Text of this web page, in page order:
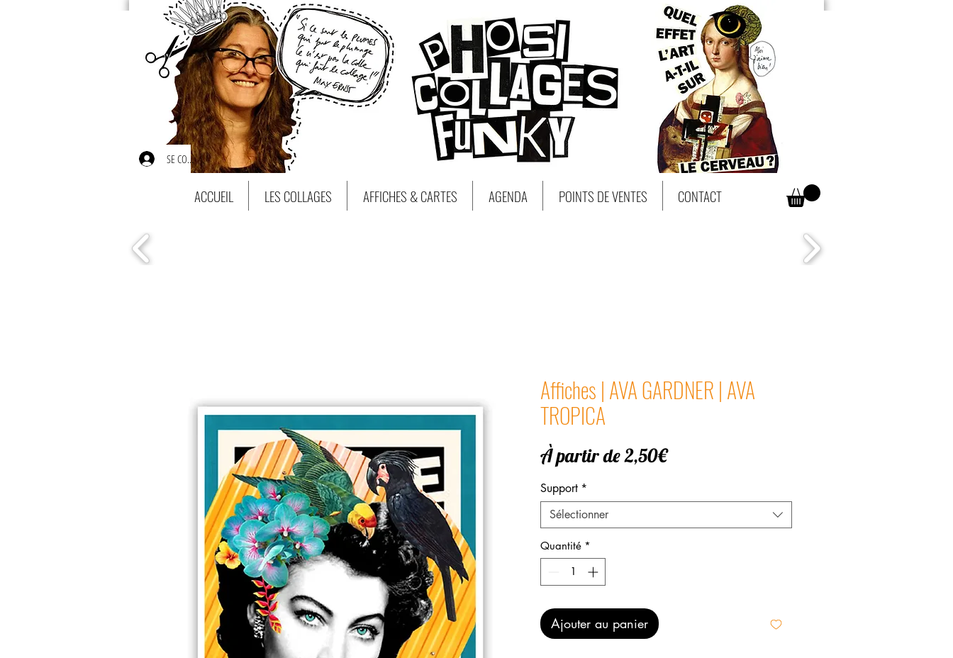
SE CONNECTER
ACCUEIL LES COLLAGES AFFICHES & CARTES AGENDA POINTS DE VENTES CONTACT
Affiches | AVA GARDNER | AVA
TROPICA
À partir de2,50€Prix
Support *
Sélectionner
Quantité *
Ajouter au panier